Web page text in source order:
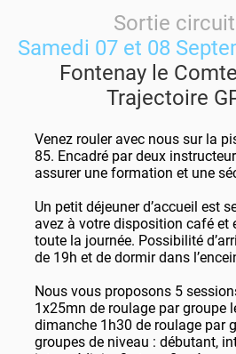
Sortie circuit
Samedi 07 et 08
Fontenay le
Trajectoire
Venez rouler avec nous sur la
85. Encadré par deux
assurer une formation et une
Un petit déjeuner d’accueil est
avez à votre disposition café et
toute la journée. Possibilité
de 19h et de dormir dans
Nous vous proposons 5
1x25mn de roulage par groupe
dimanche 1h30 de roulage par
groupes de niveau : débutant,